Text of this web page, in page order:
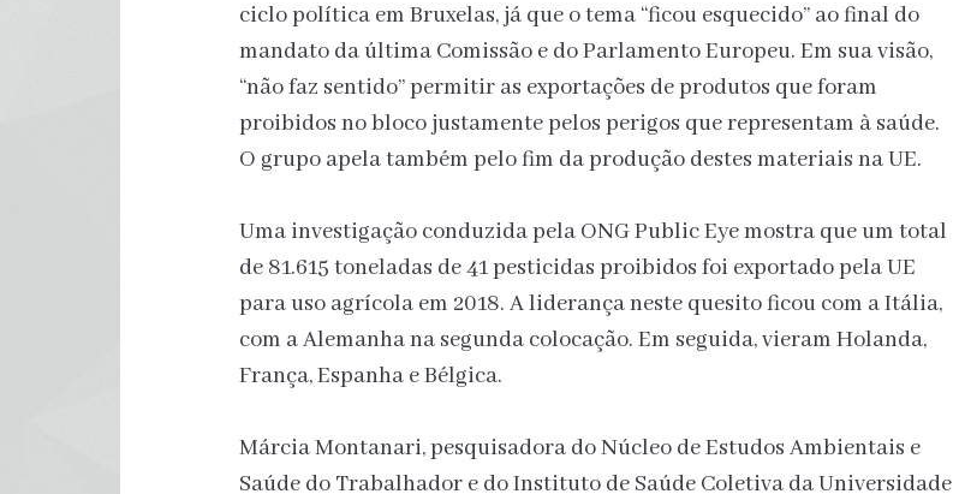
ciclo política em Bruxelas, já que o tema “ficou esquecido” ao final do
mandato da última Comissão e do Parlamento Europeu. Em sua visão,
“não faz sentido” permitir as exportações de produtos que foram
proibidos no bloco justamente pelos perigos que representam à saúde.
O grupo apela também pelo fim da produção destes materiais na UE.
Uma investigação conduzida pela ONG Public Eye mostra que um total
de 81.615 toneladas de 41 pesticidas proibidos foi exportado pela UE
para uso agrícola em 2018. A liderança neste quesito ficou com a Itália,
com a Alemanha na segunda colocação. Em seguida, vieram Holanda,
França, Espanha e Bélgica.
Márcia Montanari, pesquisadora do Núcleo de Estudos Ambientais e
Saúde do Trabalhador e do Instituto de Saúde Coletiva da Universidade